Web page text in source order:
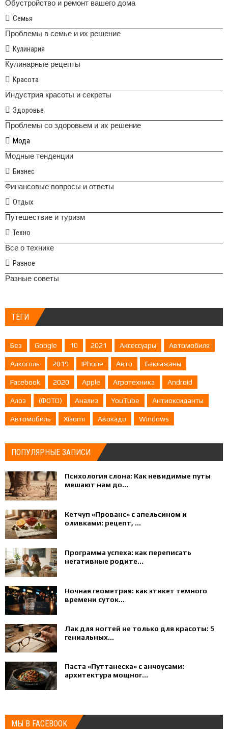
Обустройство и ремонт вашего дома
Семья
Проблемы в семье и их решение
Кулинария
Кулинарные рецепты
Красота
Индустрия красоты и секреты
Здоровье
Проблемы со здоровьем и их решение
Мода
Модные тенденции
Бизнес
Финансовые вопросы и ответы
Отдых
Путешествие и туризм
Техно
Все о технике
Разное
Разные советы
ТЕГИ
Без Google 10 2021 Аксессуары Автомобиля
Алкоголь 2019 IPhone Авто Баклажаны
Facebook 2020 Apple Агротехника Android
Алоэ (ФОТО) Анализ YouTube Антиоксиданты
Автомобиль Xiaomi Авокадо Windows
ПОПУЛЯРНЫЕ ЗАПИСИ
Психология слона: Как невидимые путы
мешают нам до...
Кетчуп «Прованс» с апельсином и
оливками: рецепт, ...
Программа успеха: как переписать
негативные родите...
Ночная геометрия: как этикет темного
времени суток...
Лак для ногтей не только для красоты: 5
гениальных...
Паста «Путтанеска» с анчоусами:
архитектура мощног...
МЫ В FACEBOOK